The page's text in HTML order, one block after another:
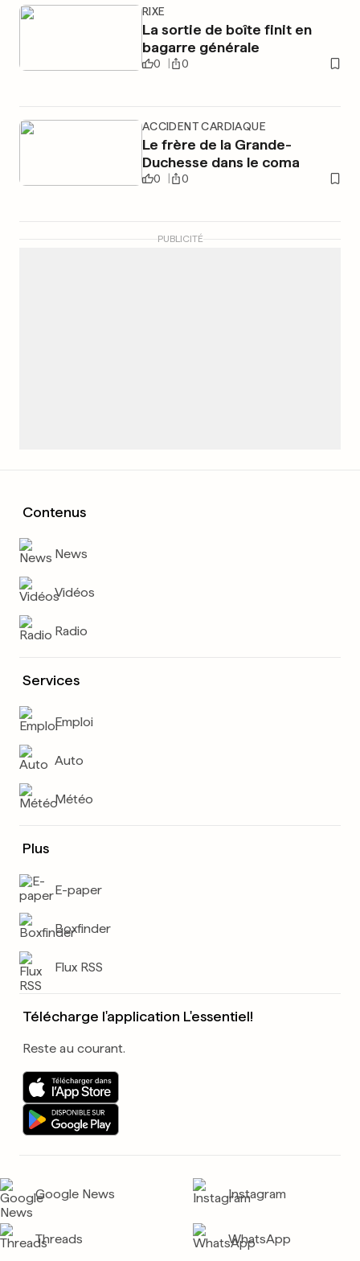
RIXE
La sortie de boîte finit en
bagarre générale
0 0
ACCIDENT CARDIAQUE
Le frère de la Grande-
Duchesse dans le coma
0 0
PUBLICITÉ
Contenus
News
Vidéos
Radio
Services
Emploi
Auto
Météo
Plus
E-paper
Boxfinder
Flux RSS
Télécharge l'application L'essentiel!
Reste au courant.
Google News Instagram
Threads WhatsApp